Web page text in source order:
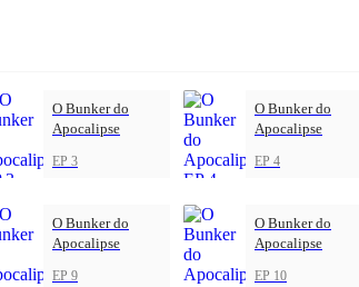
O Bunker do
Apocalipse
EP 3
O Bunker do
Apocalipse
EP 4
O Bunker do
Apocalipse
EP 9
O Bunker do
Apocalipse
EP 10